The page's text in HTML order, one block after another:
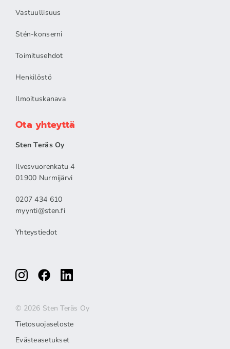
Vastuullisuus
Stén-konserni
Toimitusehdot
Henkilöstö
Ilmoituskanava
Ota yhteyttä
Sten Teräs Oy
Ilvesvuorenkatu 4
01900 Nurmijärvi
0207 434 610
myynti@sten.fi
Yhteystiedot
© 2026 Sten Teräs Oy
Tietosuojaseloste
Evästeasetukset